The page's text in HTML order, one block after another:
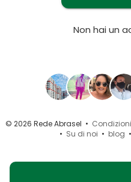
Non hai un
© 2026 Rede Abrasel •
• Su di noi • blog •